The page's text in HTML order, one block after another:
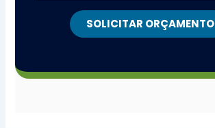
SOLICITAR ORÇAMENTO